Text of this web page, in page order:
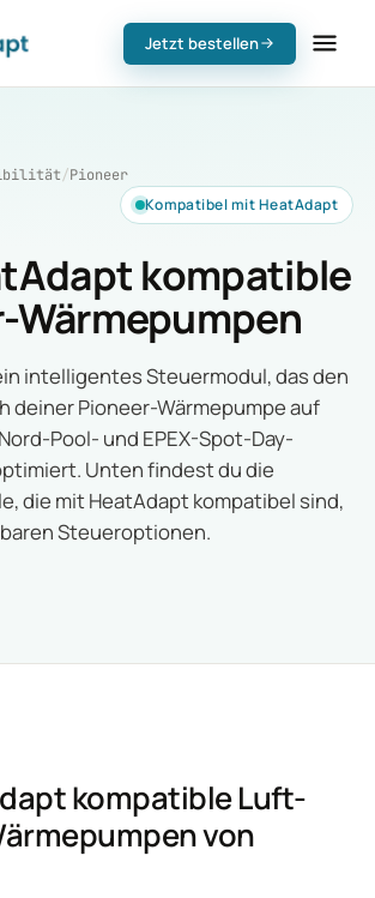
Jetzt bestellen
/Pioneer
Kompatibel mit HeatAdapt
kompatible
Wärmepumpen
intelligentes Steuermodul, das den
deiner Pioneer-Wärmepumpe auf
Pool- und EPEX-Spot-Day-
Unten findest du die
die mit HeatAdapt kompatibel sind,
Steueroptionen.
kompatible Luft-
von